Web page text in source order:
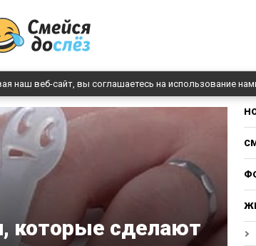
наш веб-сайт, вы соглашаетесь на использование
которые сделают